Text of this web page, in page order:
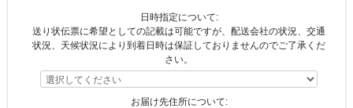
日時指定について:
送り状伝票に希望としての記載は可能ですが、配送会社の状況、交通
状況、天候状況により到着日時は保証しておりませんのでご了承くだ
さい。
お届け先住所について: